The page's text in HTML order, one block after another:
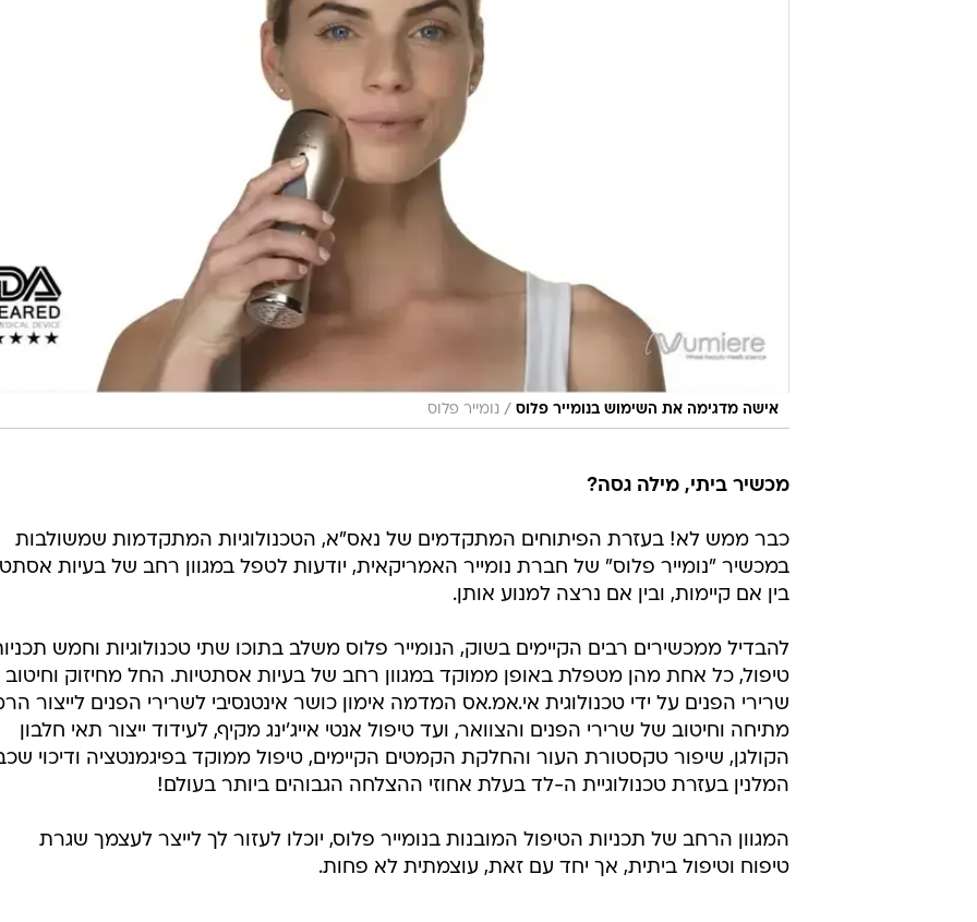
אישה מדגימה את השימוש בנומייר פלוס / נומייר פלוס
מכשיר ביתי, מילה גסה?
כבר ממש לא! בעזרת הפיתוחים המתקדמים של נאס"א, הטכנולוגיות המתקדמות שמשולבות
במכשיר "נומייר פלוס" של חברת נומייר האמריקאית, יודעות לטפל במגוון רחב של בעיות
בין אם קיימות, ובין אם נרצה למנוע אותן.
להבדיל ממכשירים רבים הקיימים בשוק, הנומייר פלוס משלב בתוכו שתי טכנולוגיות וחמש
טיפול, כל אחת מהן מטפלת באופן ממוקד במגוון רחב של בעיות אסתטיות. החל מחיזוק
שרירי הפנים על ידי טכנולוגית אי.אמ.אס המדמה אימון כושר אינטנסיבי לשרירי הפנים לייצור
מתיחה וחיטוב של שרירי הפנים והצוואר, ועד טיפול אנטי אייג'ינג מקיף, לעידוד ייצור תאי חלבון
הקולגן, שיפור טקסטורת העור והחלקת הקמטים הקיימים, טיפול ממוקד בפיגמנטציה ודיכוי
המלנין בעזרת טכנולוגיית ה-לד בעלת אחוזי ההצלחה הגבוהים ביותר בעולם!
המגוון הרחב של תכניות הטיפול המובנות בנומייר פלוס, יוכלו לעזור לך לייצר לעצמך שגרת
טיפוח וטיפול ביתית, אך יחד עם זאת, עוצמתית לא פחות.